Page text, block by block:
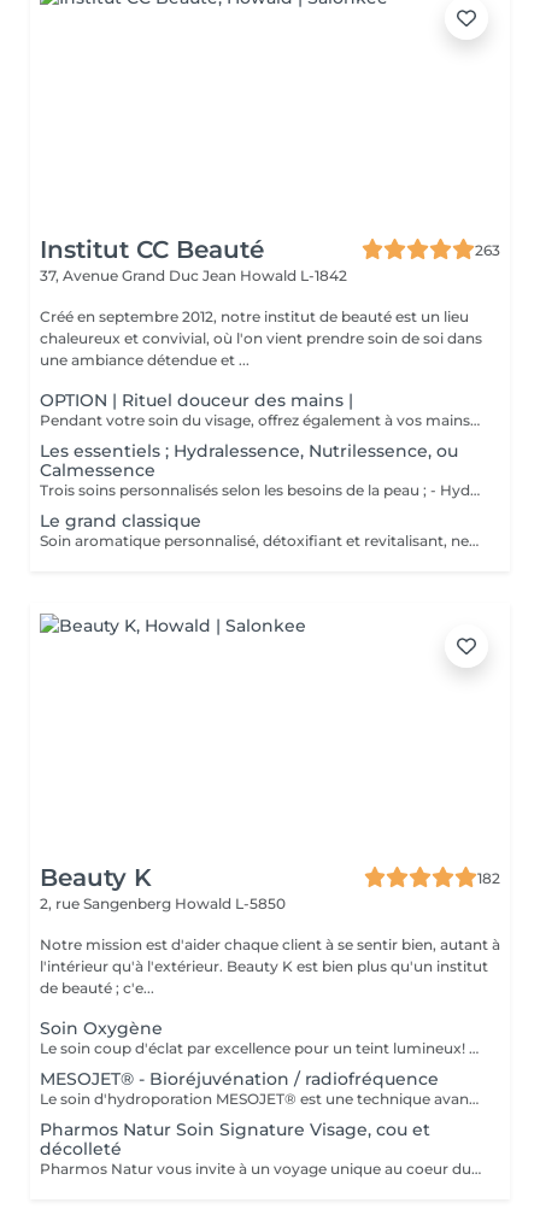
Institut CC Beauté
263
37, Avenue Grand Duc Jean Howald L-1842
Créé en septembre 2012, notre institut de beauté est un lieu
chaleureux et convivial, où l'on vient prendre soin de soi dans
une ambiance détendue et ...
OPTION | Rituel douceur des mains |
Pendant votre soin du visage, offrez également à vos mains un moment de douceur grâce à un gommage délicat, un masque nourrissant sous gants et un petit massage relaxant.
Les essentiels ; Hydralessence, Nutrilessence, ou
Calmessence
Trois soins personnalisés selon les besoins de la peau ; - Hydralessence : soin pour peaux déshydratées - Nutrilessence : soin pour peaux dénutries, sèches à très sèches - Calmessence : soin pour peaux sensibles, avec rougeurs
Le grand classique
Soin aromatique personnalisé, détoxifiant et revitalisant, nettoyage profond en 5 phases.
Beauty K
182
2, rue Sangenberg Howald L-5850
Notre mission est d'aider chaque client à se sentir bien, autant à
l'intérieur qu'à l'extérieur. Beauty K est bien plus qu'un institut
de beauté ; c'e...
Soin Oxygène
Le soin coup d'éclat par excellence pour un teint lumineux! Ce traitement innovant redonne vie aux teints ternes et traite efficacement l'acné et la rosacée. Grâce à un jet concentré d'oxygène, il offre une bouffée de fraîcheur à votre peau. Notre soin Oxygène débute par un peeling chimique professionnel, qui nettoie en profondeur et élimine les cellules mortes. Ensuite, un sérum spécialement formulé est appliqué, pénétrant les couches profondes de l'épiderme grâce au jet d'oxygène. Cette méthode favorise une absorption optimale des nutriments, réoxygénant et revitalisant la peau de l'intérieur. Le résultat ? Une peau purifiée, un teint éclatant et une sensation de fraîcheur durable, idéale pour améliorer texture et apparence de la peau.
MESOJET® - Bioréjuvénation / radiofréquence
Le soin d'hydroporation MESOJET® est une technique avancée de soin de la peau qui associe drainage du visage, exfoliation et hydroporation pour améliorer l'apparence et la santé de la peau. En utilisant une pression par barophorèse, l'hydroporation permet une pénétration plus profonde des substances bénéfiques, optimisant leur absorption. Combiné à la radiofréquence, le MESOJET® stimule la régénération cellulaire et améliore l'élasticité de la peau. Ce soin offre des résultats remarquables pour le rajeunissement, l'hydratation, le raffermissement et la correction de divers problèmes cutanés : rides, perte de fermeté, déshydratation, hyperpigmentation, cicatrices d'acné et autres imperfections.
Pharmos Natur Soin Signature Visage, cou et
décolleté
Pharmos Natur vous invite à un voyage unique au coeur du bien-être holistique, où chaque soin devient une véritable cérémonie de régénération. Avec l'utilisation de plantes sacrées telles que l'Aloe Vera fraîche et le Sésame noir, cultivées, récoltées et transformées en respectant les principes cosmiques, dans les lieux les plus énergétiques du monde. Chaque soin devient une source de lumière, de régénération et de relaxation profonde. Cette approche holistique signifie que chaque soin est une expérience qui connecte le corps, l'esprit et l'âme. En appliquant la plante avec une intention claire et consciente, son énergie naturelle se diffuse dans la peau, apportant bien-être et équilibre émotionnel, psychologique et spirituel. Pour masser, nous utilisons la feuille d'Aloe Vera, fraîchement coupée devant vous, est appliqué directement sur la peau, ce qui crée une sensation immédiate de vitalité et de connexion profonde à la nature, mais aussi de régulation, de régénération et d'hydratation profonde de la peau. Nos soins commencent toujours par une analyse approfondie de votre peau, permettant à nos experts de personnaliser chaque étape en fonction de vos besoins spécifiques : peau normale, peau mixte, troubles pigmentaires, hyperpigmentation, peau mature, peau grasse à imperfections, ou couperose. Profitez d'un soin de 60 minutes qui redonne éclat, fermeté et vitalité à votre peau, cou et décolleté. Les produits naturels, soigneusement sélectionnés selon votre type de peau